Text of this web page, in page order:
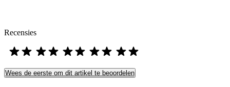
Recensies
Wees de eerste om dit artikel te beoordelen